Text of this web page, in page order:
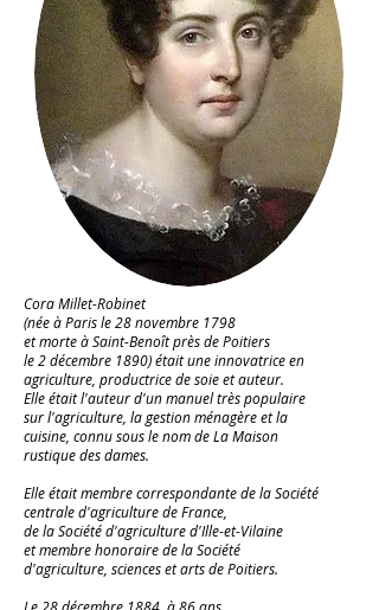
Cora Millet-Robinet
(née à Paris le 28 novembre 1798
et morte à Saint-Benoît près de Poitiers
le 2 décembre 1890) était une innovatrice en
agriculture, productrice de soie et auteur.
Elle était l'auteur d'un manuel très populaire
sur l'agriculture, la gestion ménagère et la
cuisine, connu sous le nom de La Maison
rustique des dames.
Elle était membre correspondante de la Société
centrale d'agriculture de France,
de la Société d'agriculture d'Ille-et-Vilaine
et membre honoraire de la Société
d'agriculture, sciences et arts de Poitiers.